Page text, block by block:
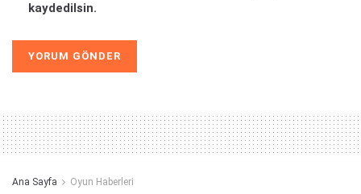
kaydedilsin.
Ana Sayfa Oyun Haberleri